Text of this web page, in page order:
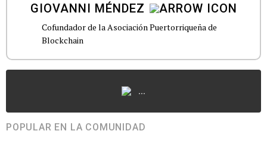
GIOVANNI MÉNDEZ
Cofundador de la Asociación Puertorriqueña de
Blockchain
...
POPULAR EN LA COMUNIDAD